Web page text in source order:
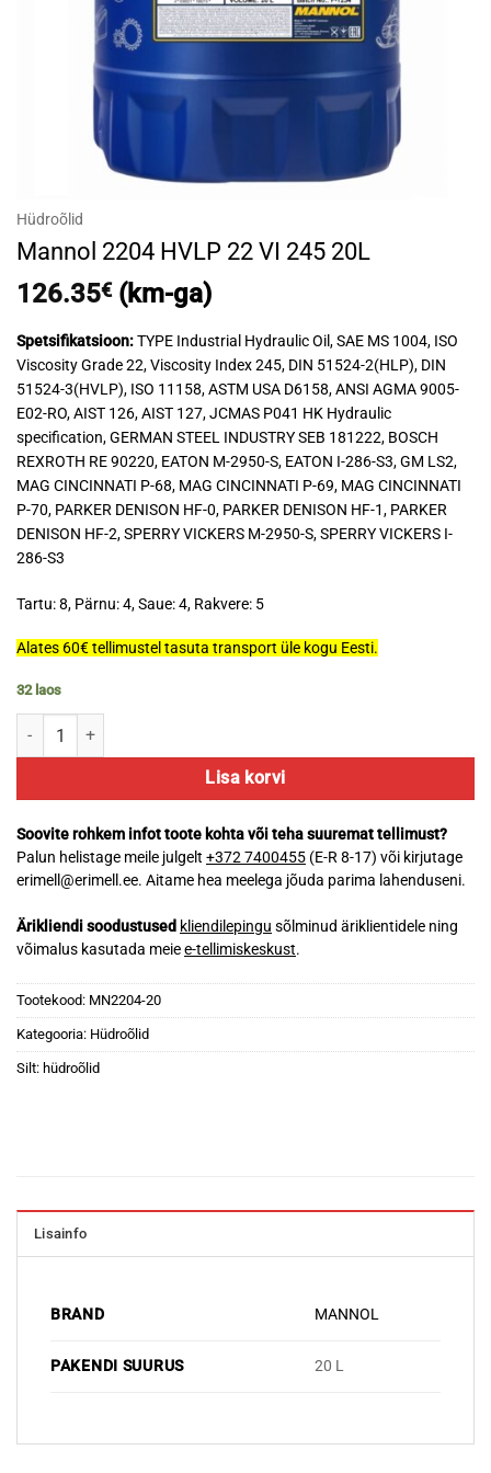
Hüdroõlid
Mannol 2204 HVLP 22 VI 245 20L
126.35€(km-ga)
Spetsifikatsioon:TYPE Industrial Hydraulic Oil, SAE MS 1004, ISO
Viscosity Grade 22, Viscosity Index 245, DIN 51524-2(HLP), DIN
51524-3(HVLP), ISO 11158, ASTM USA D6158, ANSI AGMA 9005-
E02-RO, AIST 126, AIST 127, JCMAS P041 HK Hydraulic
specification, GERMAN STEEL INDUSTRY SEB 181222, BOSCH
REXROTH RE 90220, EATON M-2950-S, EATON I-286-S3, GM LS2,
MAG CINCINNATI P-68, MAG CINCINNATI P-69, MAG CINCINNATI
P-70, PARKER DENISON HF-0, PARKER DENISON HF-1, PARKER
DENISON HF-2, SPERRY VICKERS M-2950-S, SPERRY VICKERS I-
286-S3
Tartu: 8, Pärnu: 4, Saue: 4, Rakvere: 5
Alates 60€ tellimustel tasuta transport üle kogu Eesti.
32 laos
Mannol 2204 HVLP 22 VI 245 20L kogus
Lisa korvi
Soovite rohkem infot toote kohta või teha suuremat tellimust?
Palun helistage meile julgelt +372 7400455 (E-R 8-17) või kirjutage
erimell@erimell.ee. Aitame hea meelega jõuda parima lahenduseni.
Ärikliendi soodustused kliendilepingu sõlminud äriklientidele ning
võimalus kasutada meiee-tellimiskeskust.
Tootekood: MN2204-20
Kategooria: Hüdroõlid
Silt: hüdroõlid
Lisainfo
BRAND MANNOL
PAKENDI SUURUS 20 L